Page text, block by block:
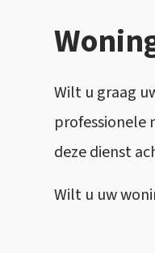
Wilt u graag
professionele
deze dienst
Wilt u uw